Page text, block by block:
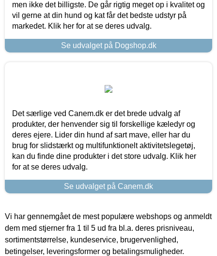
men ikke det billigste. De går rigtig meget op i kvalitet og
vil gerne at din hund og kat får det bedste udstyr på
markedet. Klik her for at se deres udvalg.
Se udvalget på Dogshop.dk
Det særlige ved Canem.dk er det brede udvalg af
produkter, der henvender sig til forskellige kæledyr og
deres ejere. Lider din hund af sart mave, eller har du
brug for slidstærkt og multifunktionelt aktivitetslegetøj,
kan du finde dine produkter i det store udvalg. Klik her
for at se deres udvalg.
Se udvalget på Canem.dk
Vi har gennemgået de mest populære webshops og anmeldt
dem med stjerner fra 1 til 5 ud fra bl.a. deres prisniveau,
sortimentstørrelse, kundeservice, brugervenlighed,
betingelser, leveringsformer og betalingsmuligheder.